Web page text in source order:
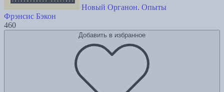
Новый Органон. Опыты
Фрэнсис Бэкон
460
Добавить в избранное